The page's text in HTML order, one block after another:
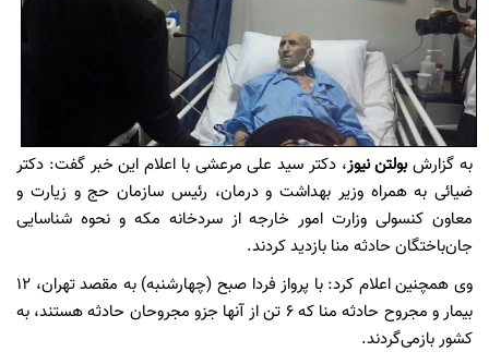
به گزارشبولتن نیوز، دکتر سید علی مرعشی با اعلام این خبر گفت: دکتر
ضیائی به همراه وزیر بهداشت و درمان، رئیس سازمان حج و زیارت و
معاون کنسولی وزارت امور خارجه از سردخانه مکه و نحوه شناسایی
جان‌باختگان حادثه منا بازدید کردند.
وی همچنین اعلام کرد: با پرواز فردا صبح (چهارشنبه) به مقصد تهران، ۱۲
بیمار و مجروح حادثه منا که ۶ تن از آنها جزو مجروحان حادثه هستند، به
کشور بازمی‌گردند.